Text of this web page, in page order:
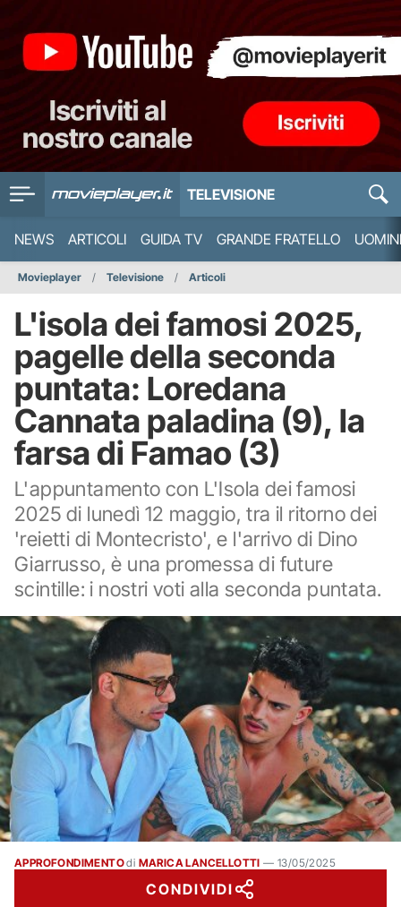
TELEVISIONE
NEWS ARTICOLI GUIDA TV GRANDE FRATELLO
Movieplayer Televisione Articoli
L'isola dei famosi 2025,
pagelle della seconda
puntata: Loredana
Cannata paladina (9), la
farsa di Famao (3)
L'appuntamento con L'Isola dei famosi
2025 di lunedì 12 maggio, tra il ritorno dei
'reietti di Montecristo', e l'arrivo di Dino
Giarrusso, è una promessa di future
scintille: i nostri voti alla seconda puntata.
APPROFONDIMENTOdi MARICA LANCELLOTTI —13/05/2025
CONDIVIDI